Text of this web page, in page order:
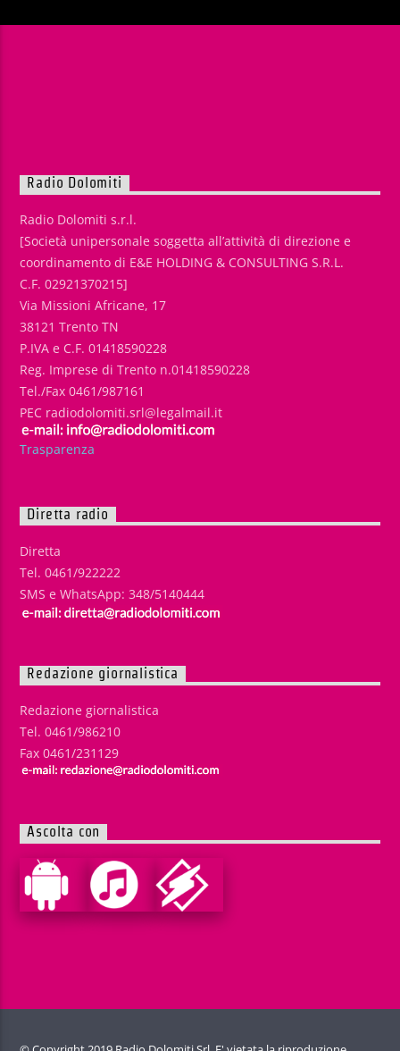
Radio Dolomiti
Radio Dolomiti s.r.l.
[Società unipersonale soggetta all’attività di direzione e
coordinamento di E&E HOLDING & CONSULTING S.R.L.
C.F. 02921370215]
Via Missioni Africane, 17
38121 Trento TN
P.IVA e C.F. 01418590228
Reg. Imprese di Trento n.01418590228
Tel./Fax 0461/987161
PEC radiodolomiti.srl@legalmail.it
Trasparenza
Diretta radio
Diretta
Tel. 0461/922222
SMS e WhatsApp: 348/5140444
Redazione giornalistica
Redazione giornalistica
Tel. 0461/986210
Fax 0461/231129
Ascolta con